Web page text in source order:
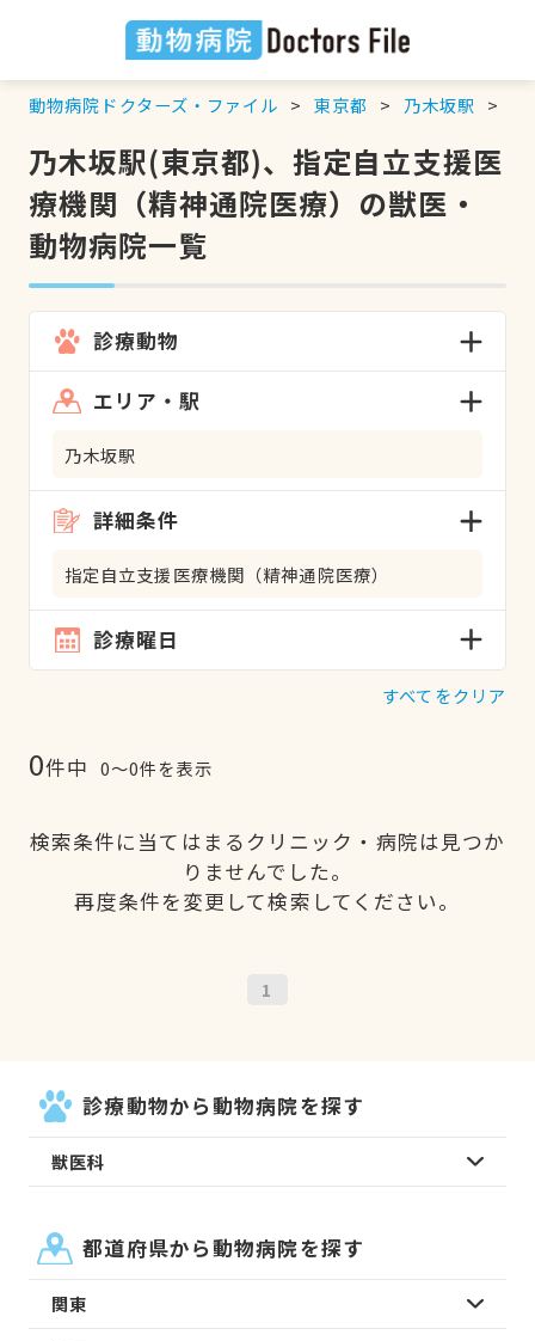
動物病院ドクターズ・ファイル 東京都 乃木坂駅
乃木坂駅(東京都)、指定自立支援医
療機関（精神通院医療）の獣医・
動物病院一覧
診療動物
エリア・駅
乃木坂駅
詳細条件
指定自立支援医療機関（精神通院医療）
診療曜日
すべてをクリア
0件中 0〜0件を表示
検索条件に当てはまるクリニック・病院は見つか
りませんでした。
再度条件を変更して検索してください。
1
診療動物から動物病院を探す
獣医科
都道府県から動物病院を探す
関東